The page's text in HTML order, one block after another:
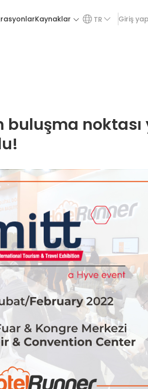
Kaynaklar TR Giriş
buluşma